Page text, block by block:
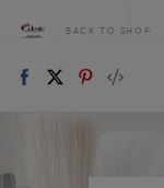
BACK TO SHOP